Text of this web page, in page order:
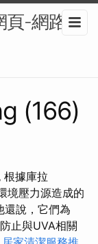
頁-網路行
(166)
根據庫拉
境壓力源造成的
還說，它們為
止與UVA相關